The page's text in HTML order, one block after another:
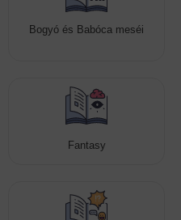
Bogyó és Babóca meséi
Fantasy